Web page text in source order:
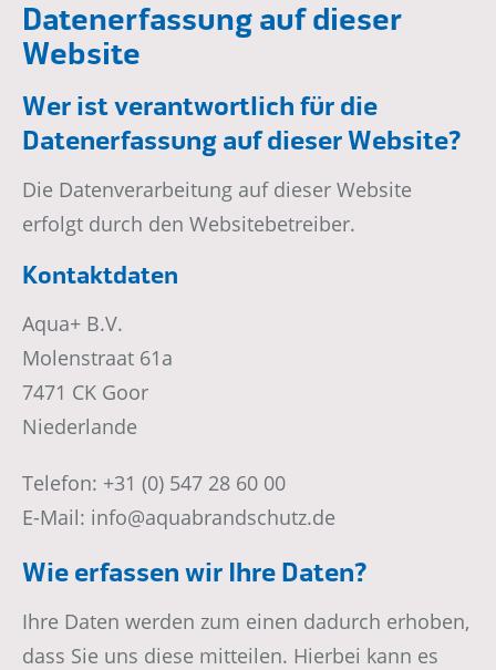
Datenerfassung auf dieser
Website
Wer ist verantwortlich für die
Datenerfassung auf dieser Website?
Die Datenverarbeitung auf dieser Website
erfolgt durch den Websitebetreiber.
Kontaktdaten
Aqua+ B.V.
Molenstraat 61a
7471 CK Goor
Niederlande
Telefon: +31 (0) 547 28 60 00
E-Mail: info@aquabrandschutz.de
Wie erfassen wir Ihre Daten?
Ihre Daten werden zum einen dadurch erhoben,
dass Sie uns diese mitteilen. Hierbei kann es